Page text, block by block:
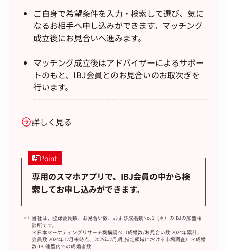
ご自身で希望条件を入力・検索して選び、気に
なるお相手へ申し込みができます。マッチング
成立後にお見合いへ進みます。
マッチング成立後はアドバイザーによるサポー
トのもと、IBJ会員とのお見合いのお取次ぎを
行います。
詳しく見る
Point
専用のスマホアプリで、IBJ会員の中から検
索してお申し込みができます。
当社は、登録会員数、お見合い数、および成婚数No.1（＊）のIBJの加盟相
談所です。
＊日本マーケティングリサーチ機構調べ（成婚数/お見合い数:2024年累計、
会員数:2024年12月末時点、2025年2月期_指定領域における市場調査）＊成婚
数:IBJ連盟内での成婚者数